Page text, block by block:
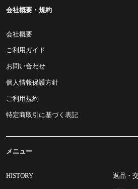
会社概要・規約
会社概要
ご利用ガイド
お問い合わせ
個人情報保護方針
ご利用規約
特定商取引に基づく表記
メニュー
HISTORY 返品・